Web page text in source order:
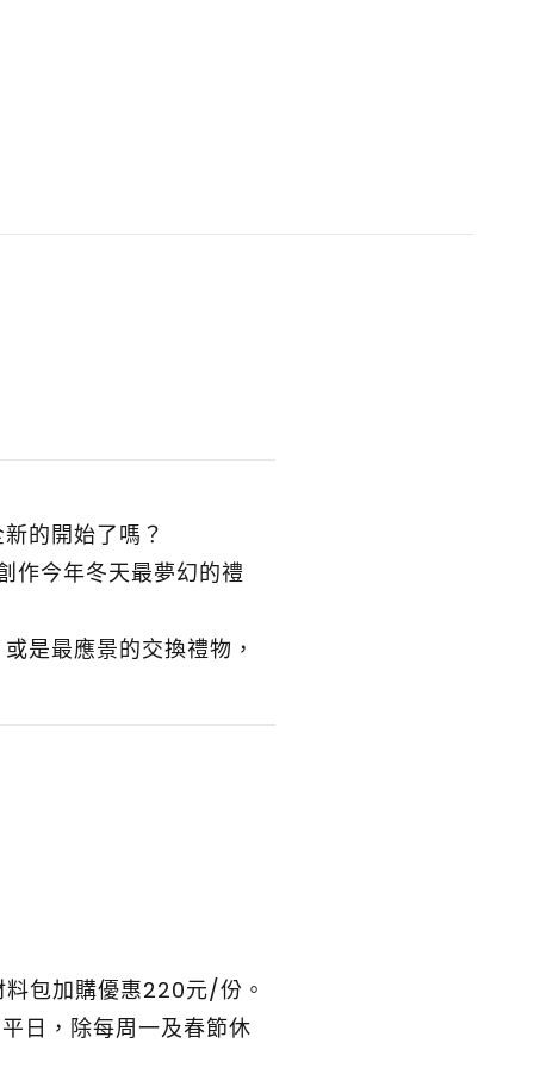
的開始了嗎？
作今年冬天最夢幻的禮
是最應景的交換禮物，
包加購優惠220元/份。
日，除每周一及春節休